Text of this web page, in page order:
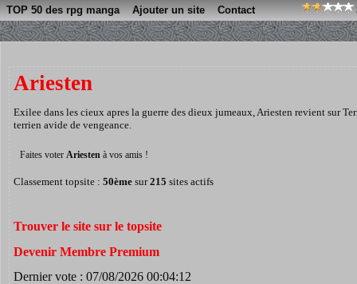
TOP 50 des rpg manga Ajouter un site Contact
Ariesten
Exilee dans les cieux apres la guerre des dieux jumeaux, Ariesten revient sur
terrien avide de vengeance.
Faites voter Ariesten à vos amis !
Classement topsite : 50ème sur215 sites actifs
Trouver le site sur le topsite
Devenir Membre Premium
Dernier vote : 07/08/2026 00:04:12